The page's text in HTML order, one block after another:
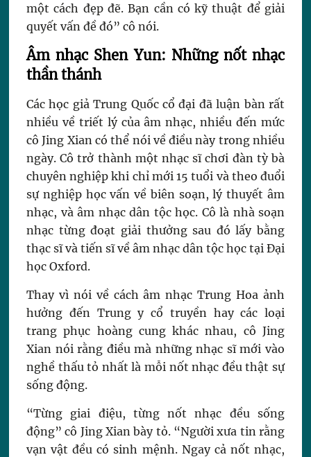
một cách đẹp đẽ. Bạn cần có kỹ thuật để giải
quyết vấn đề đó” cô nói.
Âm nhạc Shen Yun: Những nốt nhạc
thần thánh
Các học giả Trung Quốc cổ đại đã luận bàn rất
nhiều về triết lý của âm nhạc, nhiều đến mức
cô Jing Xian có thể nói về điều này trong nhiều
ngày. Cô trở thành một nhạc sĩ chơi đàn tỳ bà
chuyên nghiệp khi chỉ mới 15 tuổi và theo đuổi
sự nghiệp học vấn về biên soạn, lý thuyết âm
nhạc, và âm nhạc dân tộc học. Cô là nhà soạn
nhạc từng đoạt giải thưởng sau đó lấy bằng
thạc sĩ và tiến sĩ về âm nhạc dân tộc học tại Đại
học Oxford.
Thay vì nói về cách âm nhạc Trung Hoa ảnh
hưởng đến Trung y cổ truyền hay các loại
trang phục hoàng cung khác nhau, cô Jing
Xian nói rằng điều mà những nhạc sĩ mới vào
nghề thấu tỏ nhất là mỗi nốt nhạc đều thật sự
sống động.
“Từng giai điệu, từng nốt nhạc đều sống
động” cô Jing Xian bày tỏ. “Người xưa tin rằng
vạn vật đều có sinh mệnh. Ngay cả nốt nhạc,